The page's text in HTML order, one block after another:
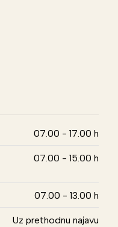
07.00 - 17.00 h
07.00 - 15.00 h
07.00 - 13.00 h
Uz prethodnu najavu